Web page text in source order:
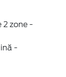
zone -
-